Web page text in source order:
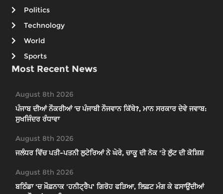
Politics
Technology
World
Sports
Most Recent News
August 8th 2026
ਪੰਜਾਬ ਦੀਆਂ ਨੌਕਰੀਆਂ ’ਚ ਪੰਜਾਬੀ ਨੌਜਵਾਨ ਕਿੱਥੇ?, ਮਾਨ ਸਰਕਾਰ ਦੇਵੇ ਜਵਾਬ:
ਸੁਖਜਿੰਦਰ ਰੰਧਾਵਾ
August 8th 2026
ਜਲੰਧਰ ਵਿੱਚ ਪਤੀ-ਪਤਨੀ ਲੁਟੇਰਿਆਂ ਨੇ ਘੇਰੇ, ਚਾਕੂ ਦੀ ਨੋਕ 'ਤੇ ਲੁੱਟ ਦੀ ਕੋਸ਼ਿਸ਼
August 8th 2026
ਬਠਿੰਡਾ 'ਚ ਖ਼ੌਫ਼ਨਾਕ 'ਹਨੀਟ੍ਰੈਪ' ਗਿਰੋਹ ਫੜਿਆ, ਲਿਫ਼ਟ ਮੰਗ ਕੇ ਫਸਾਉਂਦੀਆਂ